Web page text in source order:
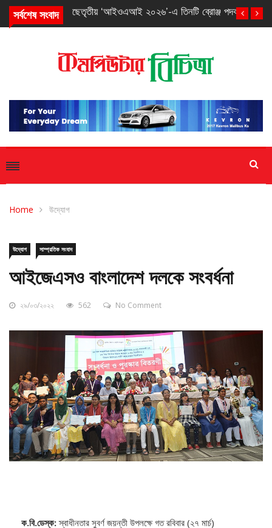
সর্বশেষ সংবাদ
তৃতীয় ‘আইওএআই ২০২৬’-এ তিনটি ব্রোঞ্জ পদক পেল বাংলাদেশ